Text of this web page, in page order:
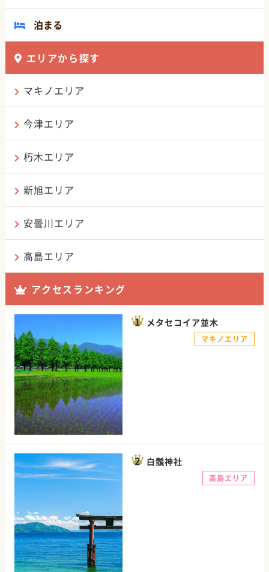
泊まる
エリアから探す
マキノエリア
今津エリア
朽木エリア
新旭エリア
安曇川エリア
高島エリア
アクセスランキング
メタセコイア並木
マキノエリア
白鬚神社
高島エリア